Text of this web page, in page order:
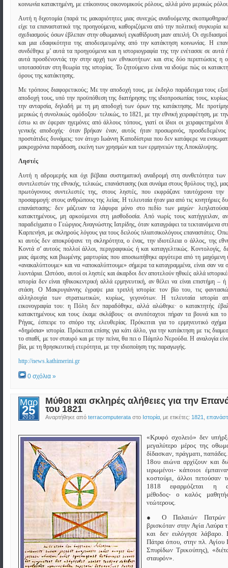
κοινωνία κατακτημένη, με επίκοινους οικονομικούς ρόλους, αλλά μόνο μερικώς
Αυτή η διχοτομία (παρά τις μακαριότητες μιας συνεχώς αναδυόμενης
είχε τα επαναστατικά της προηγούμενα, καθοριζόμενα από την πολιτική συγκυρία
σχεδιασμούς όσων έβλεπαν στην οθωμανική εγκαθίδρυση μιαν απειλή. Οι
και μια εδαφικότητα της αποδεσμευμένης από την κατάκτηση κοινωνίας. Η
συνδέθηκε μ’ αυτά τα προηγούμενα και η ιστοριογραφία της την ενέτασσε σε αυτά
αυτά προσδένοντάς την στην αρχή των εθνικοτήτων: και στις δύο περιπτώσεις η
υποτασσόταν στη θεωρία της ιστορίας. Το ζητούμενο είναι να ιδούμε πώς οι
όρους της κατάκτησης.
Με τρόπους διαφορετικούς; Με την αποδοχή τους, με έκδηλο παράδειγμα τους
αποδοχή τους, υπό την προϋπόθεση της διατήρησης της ιδιοπροσωπίας τους,
την ανταρσία, δηλαδή με τη μη αποδοχή των όρων της κατάκτησης. Με
μερικώς ή συνολικώς ομόδοξου· τελικώς, το 1821, με την εθνική χειραφέτηση, με
έστω κι αν έφεραν ηγεμόνες από άλλους τόπους, γιατί οι ίδιοι οι χειραφετημένοι
γενικής αποδοχής· όταν βρήκαν έναν, αυτός ήταν προσωρινός,
προστάτιδες δυνάμεις: τον άτυχο Ιωάννη Καποδίστρια που δεν κατάφερε να
μακροχρόνια παράδοση, εκείνη των χρησμών και των ερμηνειών της Αποκάλυψης.
Ληστές
Αυτή η αδρομερής και όχι βέβαια συστηματική αναδρομή στη συνθετότητα των
συντελεστών της εθνικής, τελικώς, επανάστασης (και συνάμα στους θρύλους της),
πρωτόγονους συντελεστές της, στους ληστές, που εκφράζανε ταυτόχρονα την
προσαρμογή: στους ανθρώπους της λείας. Η τελευταία ήταν μια από τις κινητήριες
επανάστασης: δεν μάζευαν τα λάφυρα μόνο στο πεδίο των μαχών·
κατακτημένους, μη αρκούμενοι στη μισθοδοσία. Από νωρίς τους κατήγγειλαν,
παραδείγματα ο Γεώργιος Αναγνώστης Ιατρίδης, όταν καταγράφει τα τεκταινόμενα
Καρπενήσι, με σκληρούς λόγους για τους δειλούς πλιατσικολόγους επαναστάτες.
κι αυτός δεν αποκρύψανε τη σκληρότητα, ο ένας, την ιδιοτέλεια ο άλλος, της
Κοντά σ’ αυτούς πολλοί άλλοι, περιγραφικώς ή και καταγγελτικώς. Κοντολογίς,
μιας άμεσης και βιωμένης μαρτυρίας που αποσιωπήθηκε αργότερα από τη μαχόμενη
«ανακαλύπτουμε» και να «αποκαλύπτουμε» σήμερα τα καταγραμμένα, είναι σαν να
λιοντάρια. Ωστόσο, αυτοί οι ληστές και άκαρδοι δεν αποτελούν ηθικές αλλά
ιστορία δεν είναι ηθικοκεντρική αλλά ερμηνευτική, αν θέλει να είναι επιστήμη –
στάση. Ο Μακρυγιάννης έγραψε μια τριπλή ιστορία: τον βίο του, τις
αλληλουχία των στρατιωτικών, κυρίως, γεγονότων. Η τελευταία ιστορία
εικονογραφία του: η Πόλη δεν παραδόθηκε, αλλά αλώθηκε· ο κατακτητής
κατακτημένους και τους έκαμε σκλάβους· οι ανυπόταχτοι πήραν τα βουνά και
Ρήγας, έσπειρε το σπόρο της ελευθερίας. Πρόκειται για το ερμηνευτικό
«δημόσια» ιστορία. Πρόκειται επίσης για κάτι άλλο, για την κατάκτηση με τις
το σπαθί, με τον σταυρό και με την πείνα, θα πει ο Πάμπλο Νερούδα. Η αναλογία
βία, με τη θρησκευτική ετερότητα, με την ιδιοποίηση της παραγωγής.
http://news.kathimerini.gr
0 σχόλια »
Μαρ
25
2010
Μύθοι και σκληρές αλήθειες για την
του 1821
Αναρτήθηκε από terracomputerataστο Ιστορία, με ετικέτες: 1821
«Κρυφό σχολειό» δεν
μεγαλύτερο μέρος της
δίδασκαν, πράγματι,
18ου αιώνα αρχίζουν και
ιερωμένοι- κάποιοι
κοστούμι, άλλοι πετούσαν
1818 εφαρμόζεται η
μέθοδος- ο καλός
νεώτερους.
● Ο Παλαιών Πατρών
βρισκόταν στην Αγία Λαύρα
και δεν ευλόγησε λάβαρο.
Πάτρα όπου, στην πλ. Αγίου
Σπυρίδων Τρικούπης),
σταυρόν».